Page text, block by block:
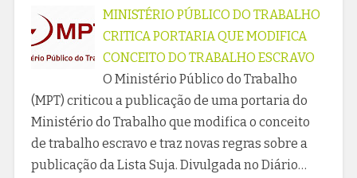
MINISTÉRIO PÚBLICO DO TRABALHO
CRITICA PORTARIA QUE MODIFICA
CONCEITO DO TRABALHO ESCRAVO
O Ministério Público do Trabalho
(MPT) criticou a publicação de uma portaria do
Ministério do Trabalho que modifica o conceito
de trabalho escravo e traz novas regras sobre a
publicação da Lista Suja. Divulgada no Diário…